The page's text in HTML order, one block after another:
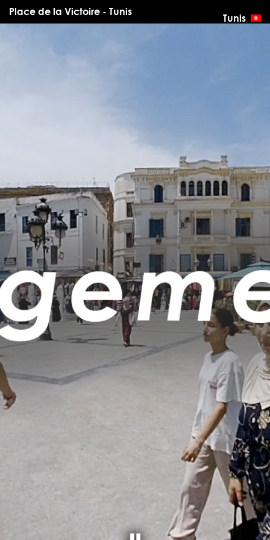
Place de la Victoire - Tunis
Tunis